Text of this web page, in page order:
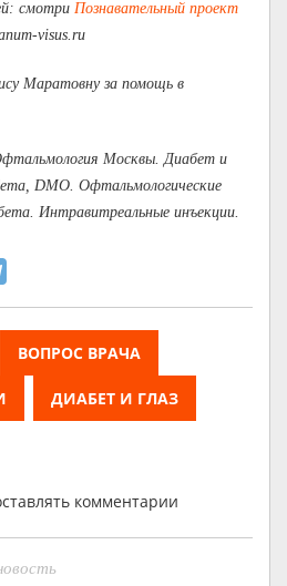
смотри Познавательный проект
visus.ru
Маратовну за помощь в
Москвы. Диабет и
DMO. Офтальмологические
Интравитреальные инъекции.
ВОПРОС ВРАЧА
ДИАБЕТ И ГЛАЗ
комментарии